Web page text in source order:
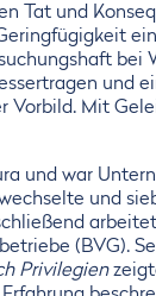
Tat und
bei
und
Vorbild. Mit
und war
und
(BVG).
Privilegien